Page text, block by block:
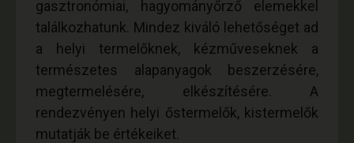
gasztronómiai, hagyományőrző elemekkel
találkozhatunk. Mindez kiváló lehetőséget ad
a helyi termelőknek, kézműveseknek a
természetes alapanyagok beszerzésére,
megtermelésére, elkészítésére. A
rendezvényen helyi őstermelők, kistermelők
mutatják be értékeiket.